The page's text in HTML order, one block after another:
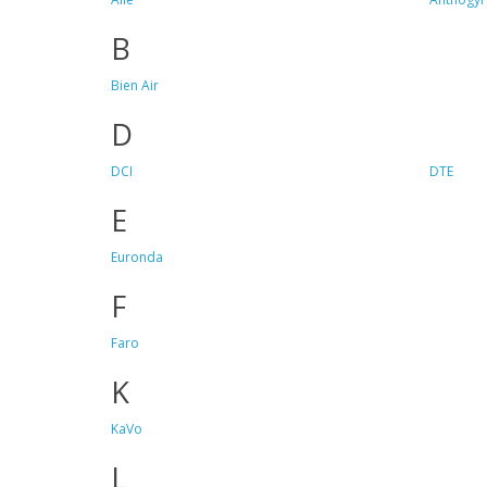
B
Bien Air
D
DCI DTE
E
Euronda
F
Faro
K
KaVo
L